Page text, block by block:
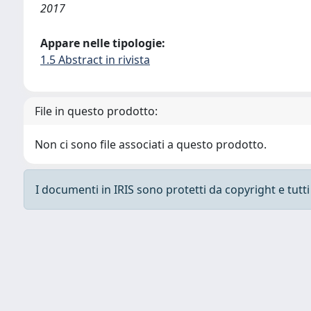
2017
Appare nelle tipologie:
1.5 Abstract in rivista
File in questo prodotto:
Non ci sono file associati a questo prodotto.
I documenti in IRIS sono protetti da copyright e